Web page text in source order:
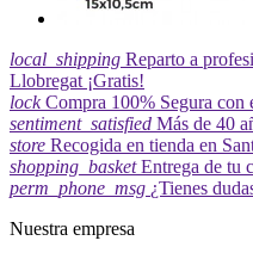
local_shipping Reparto a
Llobregat ¡Gratis!
lock Compra 100% Segura con
sentiment_satisfied Más de 40
store Recogida en tienda en
shopping_basket Entrega de tu
perm_phone_msg ¿Tienes
Nuestra empresa